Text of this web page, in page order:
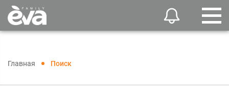
Главная Поиск